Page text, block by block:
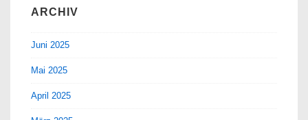
ARCHIV
Juni 2025
Mai 2025
April 2025